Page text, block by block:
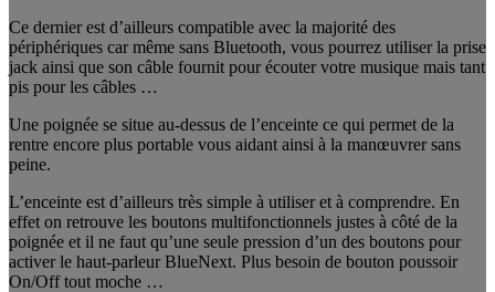
Ce dernier est d’ailleurs compatible avec la majorité des
périphériques car même sans Bluetooth, vous pourrez utiliser la prise
jack ainsi que son câble fournit pour écouter votre musique mais tant
pis pour les câbles …
Une poignée se situe au-dessus de l’enceinte ce qui permet de la
rentre encore plus portable vous aidant ainsi à la manœuvrer sans
peine.
L’enceinte est d’ailleurs très simple à utiliser et à comprendre. En
effet on retrouve les boutons multifonctionnels justes à côté de la
poignée et il ne faut qu’une seule pression d’un des boutons pour
activer le haut-parleur BlueNext. Plus besoin de bouton poussoir
On/Off tout moche …